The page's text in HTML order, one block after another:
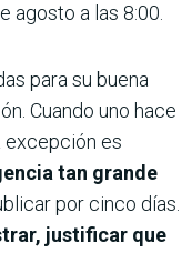
agosto a las 8:00.
para su buena
Cuando uno hace
excepción es
tan grande
por cinco días.
justificar que